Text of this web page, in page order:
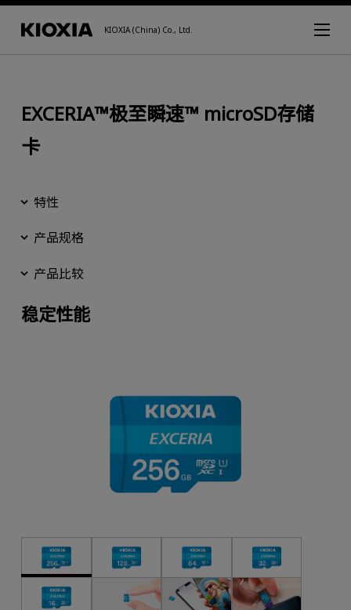
KIOXIA (China) Co., Ltd.
EXCERIA™极至瞬速™ microSD存储
卡
特性
产品规格
产品比较
稳定性能